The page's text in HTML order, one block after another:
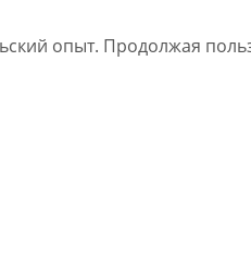
опыт. Продолжая